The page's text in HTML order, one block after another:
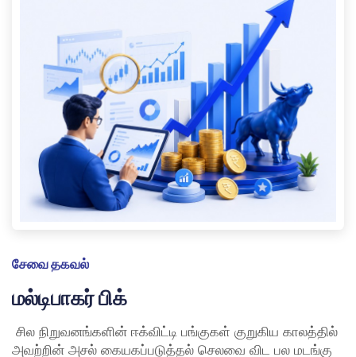
சேவை தகவல்
மல்டிபாகர் பிக்
சில நிறுவனங்களின் ஈக்விட்டி பங்குகள் குறுகிய காலத்தில்
அவற்றின் அசல் கையகப்படுத்தல் செலவை விட பல மடங்கு